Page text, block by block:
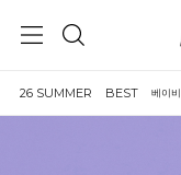
26 SUMMER BEST 베이비